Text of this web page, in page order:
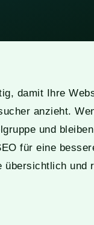
damit Ihre
anzieht.
und
für eine
übersichtlich und